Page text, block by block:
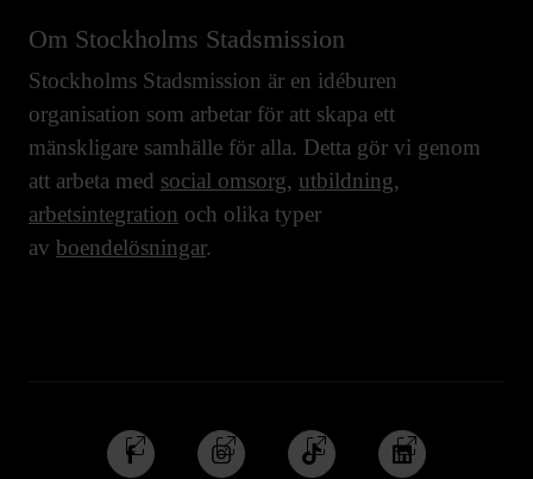
Om Stockholms Stadsmission
Stockholms Stadsmission är en idéburen
organisation som arbetar för att skapa ett
mänskligare samhälle för alla. Detta gör vi genom
att arbeta med social omsorg, utbildning,
arbetsintegration och olika typer
av boendelösningar.
Följ
oss
Följ
oss
Följ
oss
Följ
oss